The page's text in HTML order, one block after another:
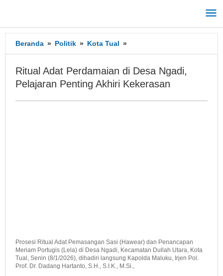
konten
Beranda » Politik » Kota Tual »
Adat
di
Desa
Ritual Adat Perdamaian di Desa Ngadi,
Pelajaran Penting Akhiri Kekerasan
Prosesi Ritual Adat Pemasangan Sasi (Hawear) dan Penancapan
Meriam Portugis (Lela) di Desa Ngadi, Kecamatan Dullah Utara, Kota
Tual, Senin (8/1/2026), dihadiri langsung Kapolda Maluku, Irjen Pol.
Prof. Dr. Dadang Hartanto, S.H., S.I.K., M.Si.,